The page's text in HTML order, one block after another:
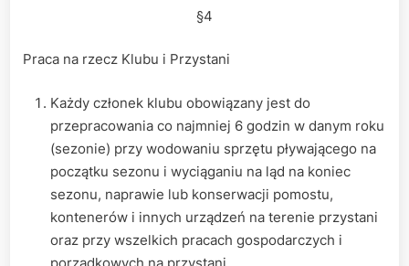
§4
Praca na rzecz Klubu i Przystani
Każdy członek klubu obowiązany jest do
przepracowania co najmniej 6 godzin w danym roku
(sezonie) przy wodowaniu sprzętu pływającego na
początku sezonu i wyciąganiu na ląd na koniec
sezonu, naprawie lub konserwacji pomostu,
kontenerów i innych urządzeń na terenie przystani
oraz przy wszelkich pracach gospodarczych i
porządkowych na przystani.